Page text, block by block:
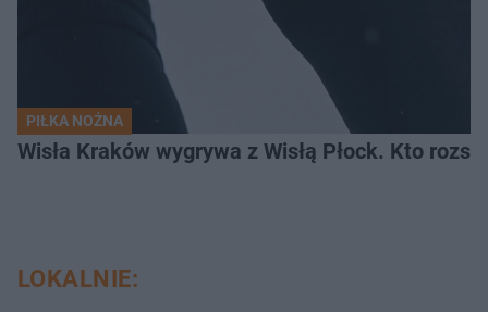
PIŁKA NOŻNA
Wisła Kraków wygrywa z Wisłą Płock. Kto
LOKALNIE: